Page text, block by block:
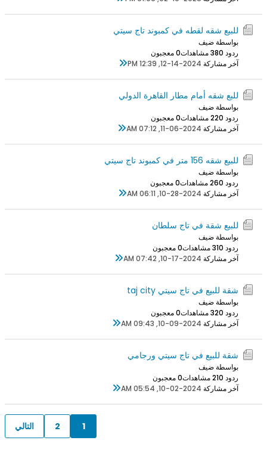
للبيع شقه لقطه في كمبوند تاج سيتي
بواسطة ضيف
ردود 0
38 مشاهدات
0 معجبون
آخر مشاركة 12-14-2024, 12:39 PM
للبع شقه أمام مطار القاهرة الدولي
بواسطة ضيف
ردود 0
22 مشاهدات
0 معجبون
آخر مشاركة 11-06-2024, 07:12 AM
للبيع شقه 156 متر في كمبوند تاج سيتي
بواسطة ضيف
ردود 0
26 مشاهدات
0 معجبون
آخر مشاركة 10-28-2024, 06:11 AM
للبيع شقة في تاج سلطان
بواسطة ضيف
ردود 0
31 مشاهدات
0 معجبون
آخر مشاركة 10-17-2024, 07:42 AM
شقة للبيع في تاج سيتي taj city
بواسطة ضيف
ردود 0
32 مشاهدات
0 معجبون
آخر مشاركة 10-09-2024, 09:43 AM
شقة للبيع في تاج سيتي ورجامي
بواسطة ضيف
ردود 0
21 مشاهدات
0 معجبون
آخر مشاركة 10-02-2024, 05:54 AM
1
2 التالي